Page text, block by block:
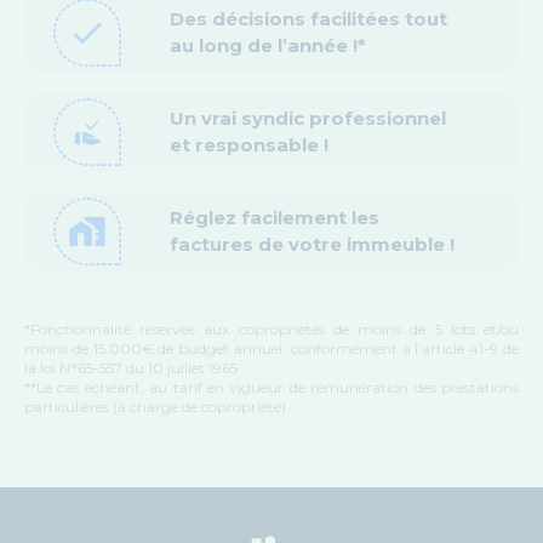
check
Des décisions facilitées tout
au long de l’année !*
approval_delegation
Un vrai syndic professionnel
et responsable !
home_work
Réglez facilement les
factures de votre immeuble !
*Fonctionnalité réservée aux copropriétés de moins de 5 lots et/ou
moins de 15.000€ de budget annuel, conformément à l’article 41-9 de
la loi N°65-557 du 10 juillet 1965
**Le cas échéant, au tarif en vigueur de rémunération des prestations
particulières (à charge de copropriété)